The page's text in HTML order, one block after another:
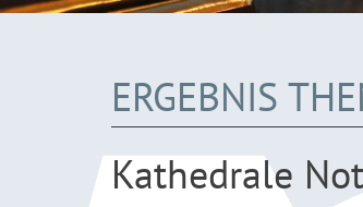
ERGEBNIS
Kathedrale